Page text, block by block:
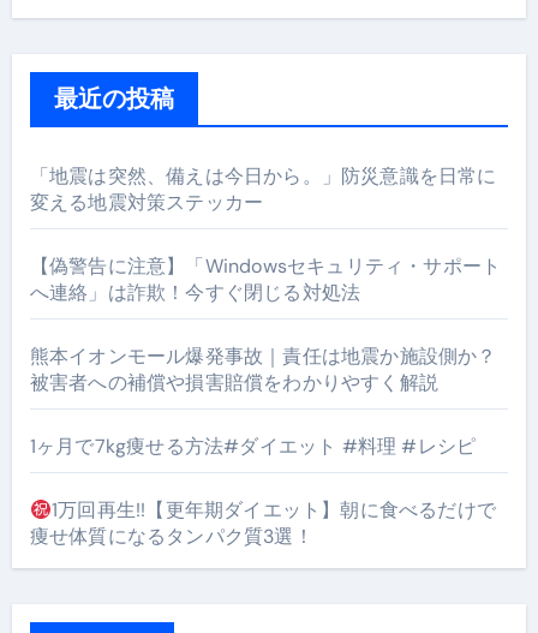
最近の投稿
「地震は突然、備えは今日から。」防災意識を日常に
変える地震対策ステッカー
【偽警告に注意】「Windowsセキュリティ・サポート
へ連絡」は詐欺！今すぐ閉じる対処法
熊本イオンモール爆発事故｜責任は地震か施設側か？
被害者への補償や損害賠償をわかりやすく解説
1ヶ月で7kg痩せる方法#ダイエット #料理 #レシピ
1万回再生!!【更年期ダイエット】朝に食べるだけで
痩せ体質になるタンパク質3選！